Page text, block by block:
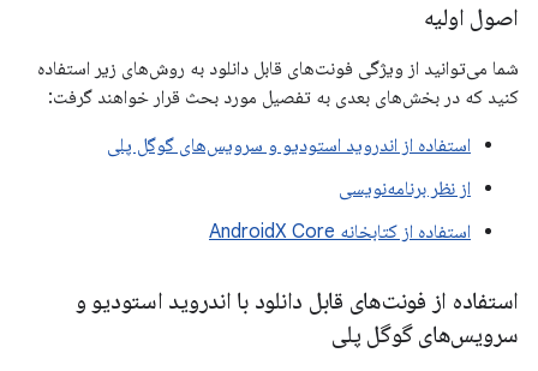
اصول اولیه
شما می‌توانید از ویژگی فونت‌های قابل دانلود به روش‌های زیر استفاده
کنید که در بخش‌های بعدی به تفصیل مورد بحث قرار خواهند گرفت:
استفاده از اندروید استودیو و سرویس‌های گوگل پلی
از نظر برنامه‌نویسی
استفاده از کتابخانه AndroidX Core
استفاده از فونت‌های قابل دانلود با اندروید استودیو و
سرویس‌های گوگل پلی